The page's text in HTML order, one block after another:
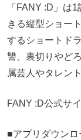
「FANY :D」は
きる縦型ショー
するショートド
讐、裏切りやど
属芸人やタレン
FANY :D公式サ
■アプリダウンロ